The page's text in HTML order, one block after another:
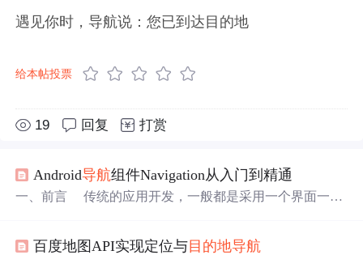
遇见你时，导航说：您已到达目的地
给本帖投票
19 回复 打赏
Android导航组件Navigation从入门到精通
一、前言 传统的应用开发，一般都是采用一个界面一个
验不佳。而导航组件 Navigation 采用的是 Fragment 轻量级
百度地图API实现定位与目的地导航